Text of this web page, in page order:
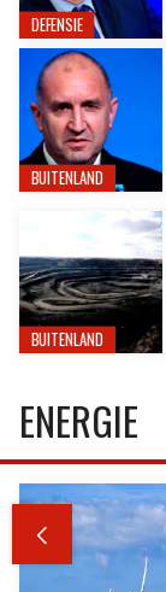
DEFENSIE
BUITENLAND
BUITENLAND
ENERGIE
